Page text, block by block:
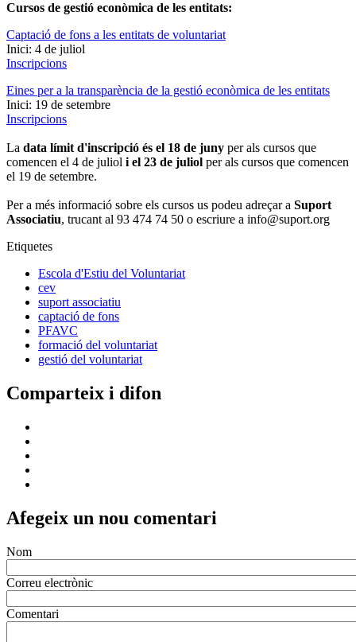
Cursos de gestió econòmica de les entitats:
Captació de fons a les entitats de voluntariat
Inici: 4 de juliol
Inscripcions
Eines per a la transparència de la gestió econòmica de les entitats
Inici: 19 de setembre
Inscripcions
La data límit d'inscripció és el 18 de juny per als cursos que
comencen el 4 de juliol i el 23 de juliol per als cursos que comencen
el 19 de setembre.
Per a més informació sobre els cursos us podeu adreçar a Suport
Associatiu, trucant al 93 474 74 50 o escriure a info@suport.org
Etiquetes
Escola d'Estiu del Voluntariat
cev
suport associatiu
captació de fons
PFAVC
formació del voluntariat
gestió del voluntariat
Comparteix i difon
Afegeix un nou comentari
Nom
Correu electrònic
Comentari